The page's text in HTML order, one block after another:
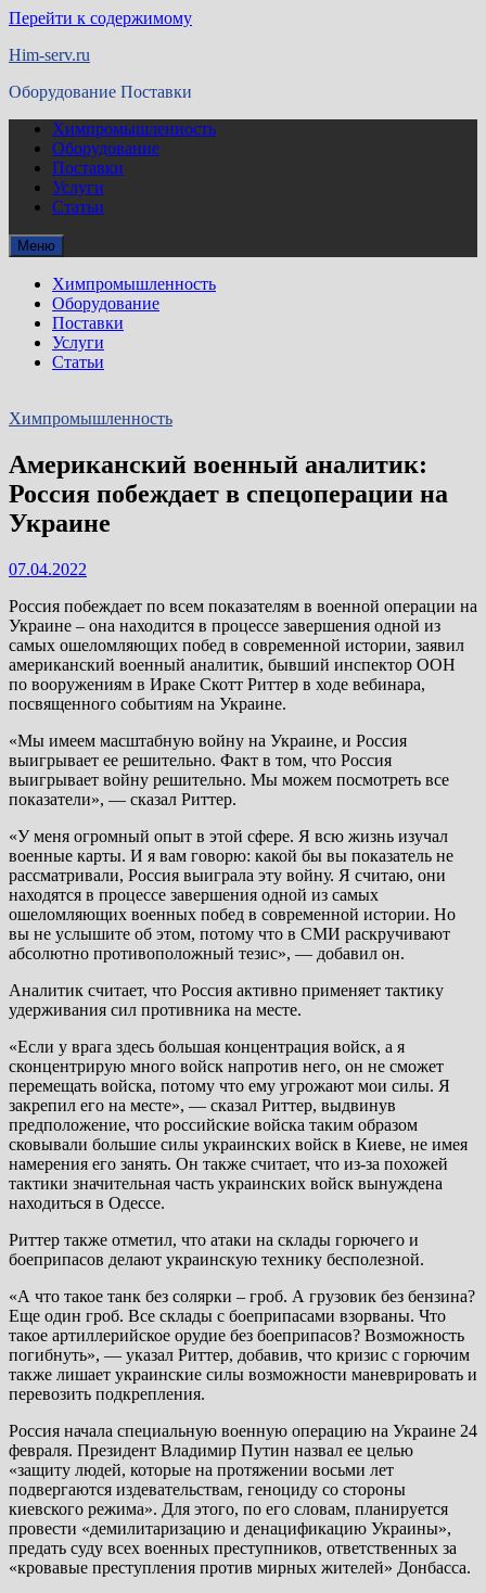
Перейти к содержимому
Him-serv.ru
Оборудование Поставки
Химпромышленность
Оборудование
Поставки
Услуги
Статьи
Меню
Химпромышленность
Оборудование
Поставки
Услуги
Статьи
Химпромышленность
Американский военный аналитик:
Россия побеждает в спецоперации на
Украине
07.04.2022
Россия побеждает по всем показателям в военной операции на
Украине – она находится в процессе завершения одной из
самых ошеломляющих побед в современной истории, заявил
американский военный аналитик, бывший инспектор ООН
по вооружениям в Ираке Скотт Риттер в ходе вебинара,
посвященного событиям на Украине.
«Мы имеем масштабную войну на Украине, и Россия
выигрывает ее решительно. Факт в том, что Россия
выигрывает войну решительно. Мы можем посмотреть все
показатели», — сказал Риттер.
«У меня огромный опыт в этой сфере. Я всю жизнь изучал
военные карты. И я вам говорю: какой бы вы показатель не
рассматривали, Россия выиграла эту войну. Я считаю, они
находятся в процессе завершения одной из самых
ошеломляющих военных побед в современной истории. Но
вы не услышите об этом, потому что в СМИ раскручивают
абсолютно противоположный тезис», — добавил он.
Аналитик считает, что Россия активно применяет тактику
удерживания сил противника на месте.
«Если у врага здесь большая концентрация войск, а я
сконцентрирую много войск напротив него, он не сможет
перемещать войска, потому что ему угрожают мои силы. Я
закрепил его на месте», — сказал Риттер, выдвинув
предположение, что российские войска таким образом
сковывали большие силы украинских войск в Киеве, не имея
намерения его занять. Он также считает, что из-за похожей
тактики значительная часть украинских войск вынуждена
находиться в Одессе.
Риттер также отметил, что атаки на склады горючего и
боеприпасов делают украинскую технику бесполезной.
«А что такое танк без солярки – гроб. А грузовик без бензина?
Еще один гроб. Все склады с боеприпасами взорваны. Что
такое артиллерийское орудие без боеприпасов? Возможность
погибнуть», — указал Риттер, добавив, что кризис с горючим
также лишает украинские силы возможности маневрировать и
перевозить подкрепления.
Россия начала специальную военную операцию на Украине 24
февраля. Президент Владимир Путин назвал ее целью
«защиту людей, которые на протяжении восьми лет
подвергаются издевательствам, геноциду со стороны
киевского режима». Для этого, по его словам, планируется
провести «демилитаризацию и денацификацию Украины»,
предать суду всех военных преступников, ответственных за
«кровавые преступления против мирных жителей» Донбасса.